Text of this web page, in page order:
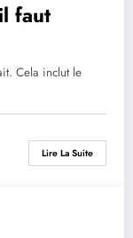
faut
Cela inclut le
Lire La Suite